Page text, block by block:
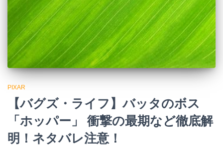
PIXAR
【バグズ・ライフ】バッタのボス
「ホッパー」 衝撃の最期など徹底解
明！ネタバレ注意！